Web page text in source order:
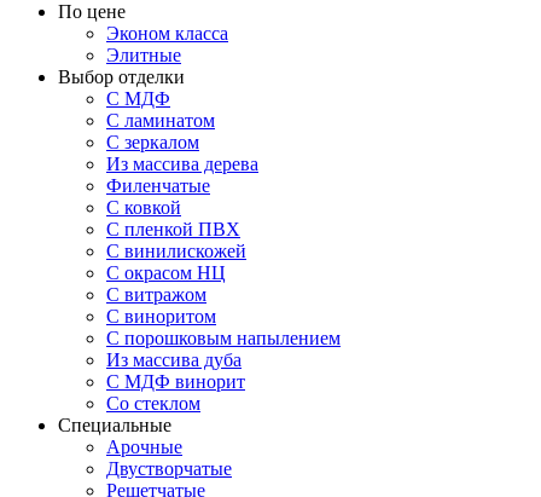
По цене
Эконом класса
Элитные
Выбор отделки
С МДФ
С ламинатом
С зеркалом
Из массива дерева
Филенчатые
С ковкой
С пленкой ПВХ
С винилискожей
С окрасом НЦ
С витражом
С виноритом
С порошковым напылением
Из массива дуба
С МДФ винорит
Со стеклом
Специальные
Арочные
Двустворчатые
Решетчатые